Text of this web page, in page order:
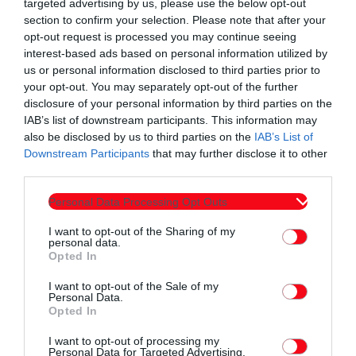
targeted advertising by us, please use the below opt-out
section to confirm your selection. Please note that after your
opt-out request is processed you may continue seeing
interest-based ads based on personal information utilized by
us or personal information disclosed to third parties prior to
your opt-out. You may separately opt-out of the further
disclosure of your personal information by third parties on the
IAB’s list of downstream participants. This information may
also be disclosed by us to third parties on the IAB’s List of
Downstream Participants that may further disclose it to other
Personal Data Processing Opt Outs
I want to opt-out of the Sharing of my
personal data.
Opted In
I want to opt-out of the Sale of my
Personal Data.
Opted In
I want to opt-out of processing my
Personal Data for Targeted Advertising.
την ικανοποίησή του για τη σύσκεψη και δήλωσε ότι η
διοίκηση της Περιφέρειας εργάζεται σε λύσεις που
διασφαλίσουν τη βιωσιμότητα και την ανάπτυξη του
πρωτογενούς τομέα, δρομολογώντας συγκεκριμένα
προχωρώντας τις ενέργειες για τους αναδασμούς,